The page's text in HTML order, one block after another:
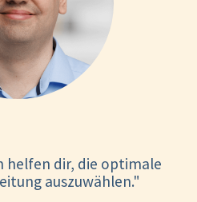
helfen dir, die optimale
auszuwählen."